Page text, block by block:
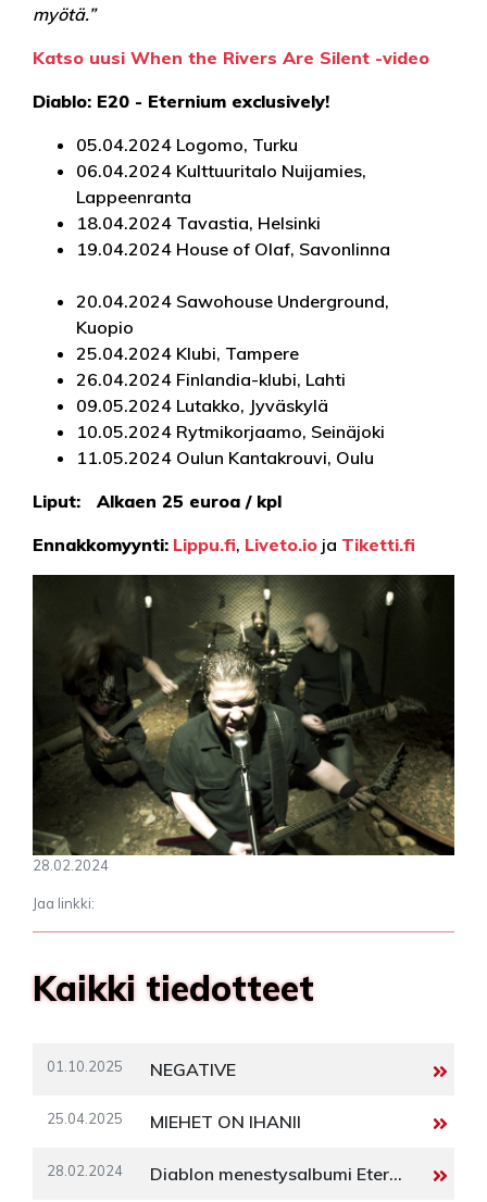
myötä.”
Katso uusi When the Rivers Are Silent -video
Diablo: E20 - Eternium exclusively!
05.04.2024 Logomo, Turku
06.04.2024 Kulttuuritalo Nuijamies,
Lappeenranta
18.04.2024 Tavastia, Helsinki
19.04.2024 House of Olaf, Savonlinna
20.04.2024 Sawohouse Underground,
Kuopio
25.04.2024 Klubi, Tampere
26.04.2024 Finlandia-klubi, Lahti
09.05.2024 Lutakko, Jyväskylä
10.05.2024 Rytmikorjaamo, Seinäjoki
11.05.2024 Oulun Kantakrouvi, Oulu
Liput: Alkaen 25 euroa / kpl
Ennakkomyynti: Lippu.fi, Liveto.io ja Tiketti.fi
28.02.2024
Jaa linkki:
Kaikki tiedotteet
01.10.2025 NEGATIVE
25.04.2025 MIEHET ON IHANII
28.02.2024 Diablon menestysalbumi Eternium 20 vuotta - kiertue, video ja vinyylijulkaisu!